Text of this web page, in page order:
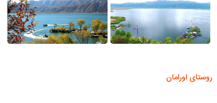
روستای اورامان